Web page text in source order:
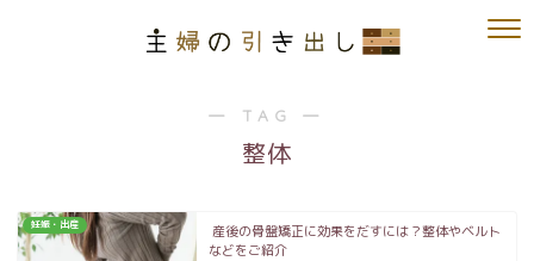
― TAG ―
整体
妊娠・出産
産後の骨盤矯正に効果をだすには？整体やベルト
などをご紹介